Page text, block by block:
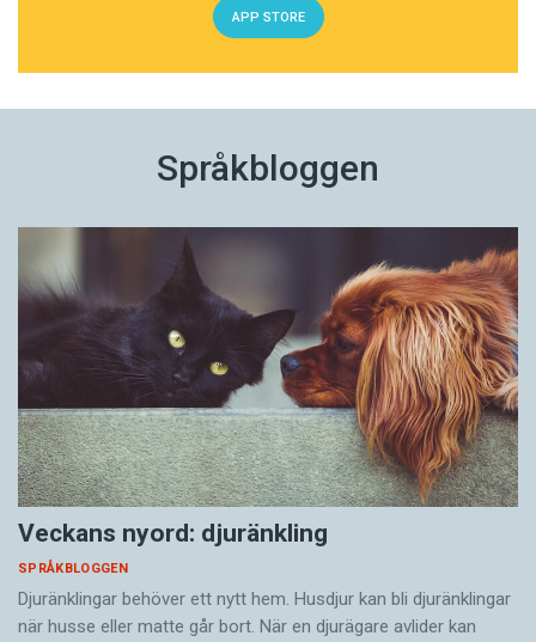
APP STORE
Språkbloggen
Veckans nyord: djuränkling
SPRÅKBLOGGEN
Djuränklingar behöver ett nytt hem. Husdjur kan bli djuränklingar
när husse eller matte går bort. När en djurägare avlider kan